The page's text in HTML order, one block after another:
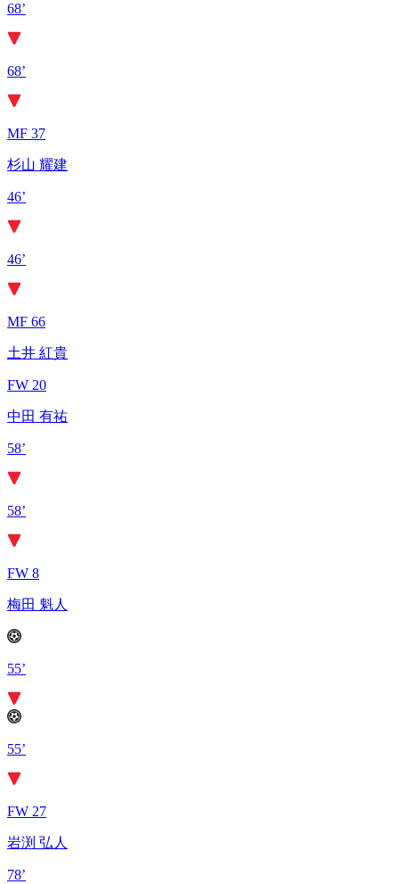
68’
68’
MF 37
杉山 耀建
46’
46’
MF 66
土井 紅貴
FW 20
中田 有祐
58’
58’
FW 8
梅田 魁人
55’
55’
FW 27
岩渕 弘人
78’